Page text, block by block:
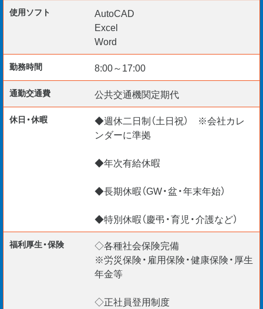
『TEL・WEB・チャットで応募OK！』
使用ソフト
AutoCAD
Excel
Word
勤務時間 8:00～17:00
通勤交通費 公共交通機関定期代
休日・休暇
◆週休二日制（土日祝） ※会社カレ
ンダーに準拠
◆年次有給休暇
◆長期休暇（GW・盆・年末年始）
◆特別休暇（慶弔・育児・介護など）
福利厚生・保険
◇各種社会保険完備
※労災保険・雇用保険・健康保険・厚生
年金等
◇正社員登用制度